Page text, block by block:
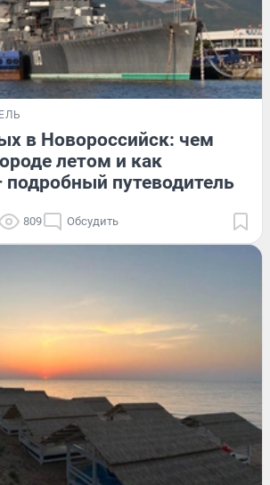
в Новороссийск: чем
летом и как
путеводитель
809 Обсудить